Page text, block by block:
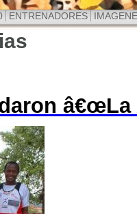
ENTRENADORES
â€œLa